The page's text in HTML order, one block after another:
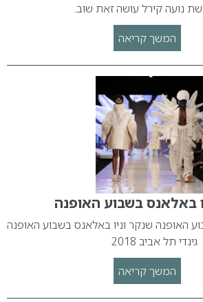
נועה קירל עושה זאת שוב.
המשך קריאה
באלאנס בשבוע האופנה
האופנה שנקר וניו באלאנס בשבוע האופנה
גינדי תל אביב 2018
המשך קריאה